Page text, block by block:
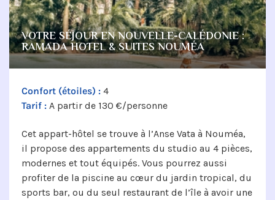
VOTRE SÉJOUR EN NOUVELLE-CALÉDONIE :
RAMADA HOTEL & SUITES NOUMÉA
Confort (étoiles) : 4
Tarif : A partir de 130 €/personne
Cet appart-hôtel se trouve à l’Anse Vata à Nouméa,
il propose des appartements du studio au 4 pièces,
modernes et tout équipés. Vous pourrez aussi
profiter de la piscine au cœur du jardin tropical, du
sports bar, ou du seul restaurant de l’île à avoir une